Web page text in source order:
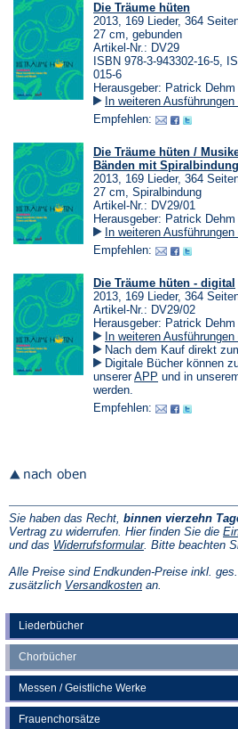
Liederbücher
Chorbücher
Messen / Geistliche Werke
Frauenchorsätze
Die Träume hüten
2013, 169 Lieder, 364
27 cm, gebunden
Artikel-Nr.: DV29
ISBN 978-3-943302-16-5,
015-6
Herausgeber: Patrick Dehm
In weiteren
Empfehlen:
Die Träume hüten /
Bänden mit Spiralbindung
2013, 169 Lieder, 364
27 cm, Spiralbindung
Artikel-Nr.: DV29/01
Herausgeber: Patrick Dehm
In weiteren
Empfehlen:
Die Träume hüten - digital
2013, 169 Lieder, 364
Artikel-Nr.: DV29/02
Herausgeber: Patrick Dehm
In weiteren
Nach dem Kauf direkt
Digitale Bücher können
unsererAPP (Öffnet
neuen
und in
werden.
Empfehlen:
Sie haben das Recht, binnen vierzehn
Vertrag zu widerrufen. Hier finden Sie die
und das Widerrufsformular(Öffnet
einem
neuen
. Bitte beachten
Alle Preise sind Endkunden-Preise inkl.
zusätzlich Versandkosten(Öffnet
an.